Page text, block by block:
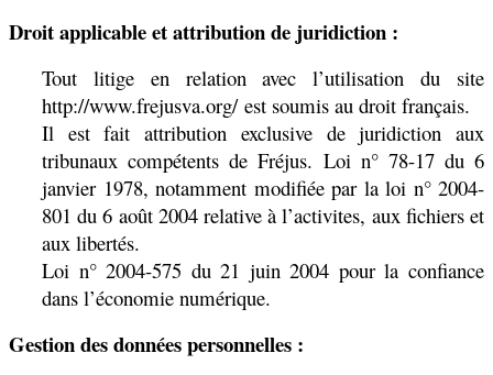
Droit applicable et attribution de juridiction :
Tout litige en relation avec l’utilisation du site
http://www.frejusva.org/ est soumis au droit français.
Il est fait attribution exclusive de juridiction aux
tribunaux compétents de Fréjus. Loi n° 78-17 du 6
janvier 1978, notamment modifiée par la loi n° 2004-
801 du 6 août 2004 relative à l’activites, aux fichiers et
aux libertés.
Loi n° 2004-575 du 21 juin 2004 pour la confiance
dans l’économie numérique.
Gestion des données personnelles :